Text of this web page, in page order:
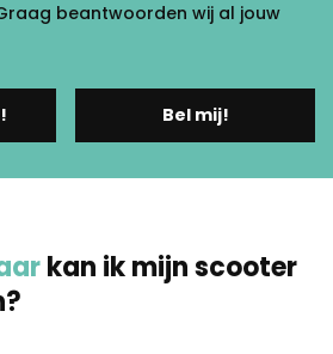
beantwoorden wij al jouw
Bel mij!
kan ik mijn scooter